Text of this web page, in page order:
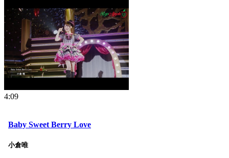
4:09
Baby Sweet Berry Love
小倉唯